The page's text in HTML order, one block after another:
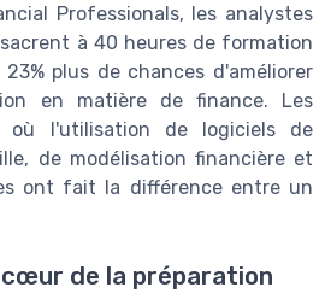
Professionals, les analystes
à 40 heures de formation
plus de chances d'améliorer
en matière de finance. Les
où l'utilisation de logiciels de
de modélisation financière et
ont fait la différence entre un
de la préparation